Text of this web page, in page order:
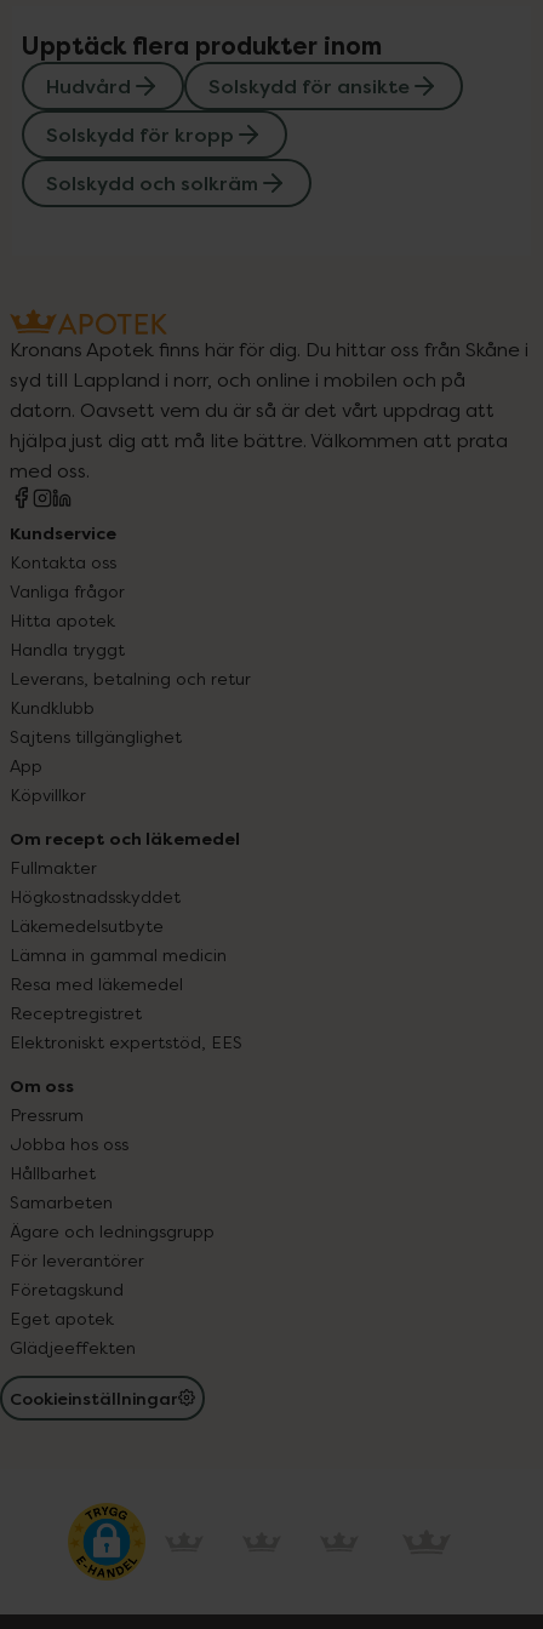
Upptäck flera produkter inom
Hudvård
Solskydd för ansikte
Solskydd för kropp
Solskydd och solkräm
Kronans Apotek finns här för dig. Du hittar oss från Skåne i
syd till Lappland i norr, och online i mobilen och på
datorn. Oavsett vem du är så är det vårt uppdrag att
hjälpa just dig att må lite bättre. Välkommen att prata
med oss.
Kundservice
Kontakta oss
Vanliga frågor
Hitta apotek
Handla tryggt
Leverans, betalning och retur
Kundklubb
Sajtens tillgänglighet
App
Köpvillkor
Om recept och läkemedel
Fullmakter
Högkostnadsskyddet
Läkemedelsutbyte
Lämna in gammal medicin
Resa med läkemedel
Receptregistret
Elektroniskt expertstöd, EES
Om oss
Pressrum
Jobba hos oss
Hållbarhet
Samarbeten
Ägare och ledningsgrupp
För leverantörer
Företagskund
Eget apotek
Glädjeeffekten
Cookieinställningar